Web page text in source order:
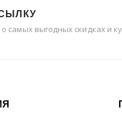
выгодных скидках и